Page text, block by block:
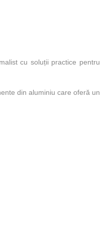
cu soluții practice pentru
din aluminiu care oferă un